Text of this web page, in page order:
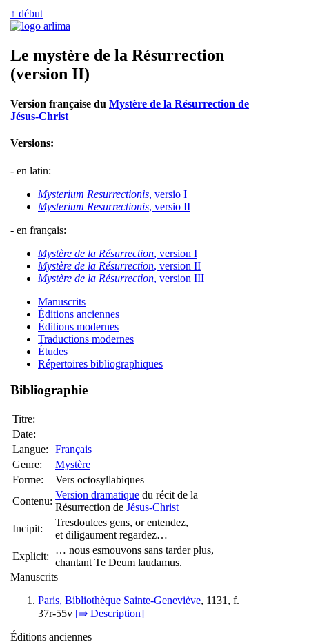
↑ début
Le mystère de la Résurrection
(version II)
Version française du Mystère de la Résurrection de
Jésus-Christ
Versions:
- en latin:
Mysterium Resurrectionis, versio I
Mysterium Resurrectionis, versio II
- en français:
Mystère de la Résurrection, version I
Mystère de la Résurrection, version II
Mystère de la Résurrection, version III
Manuscrits
Éditions anciennes
Éditions modernes
Traductions modernes
Études
Répertoires bibliographiques
Bibliographie
Titre:
Date:
Langue:
Français
Genre:
Mystère
Forme:
Vers octosyllabiques
Contenu:
Version dramatique du récit de la
Résurrection de Jésus-Christ
Incipit:
Tresdoulces gens, or entendez,
et diligaument regardez…
Explicit:
… nous esmouvons sans tarder plus,
chantant Te Deum laudamus.
Manuscrits
Paris, Bibliothèque Sainte-Geneviève, 1131, f.
37r-55v [⇛ Description]
Éditions anciennes